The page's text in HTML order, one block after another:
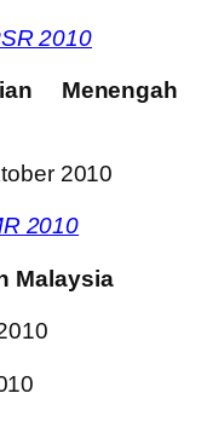
2010
Menengah
2010
2010
Malaysia